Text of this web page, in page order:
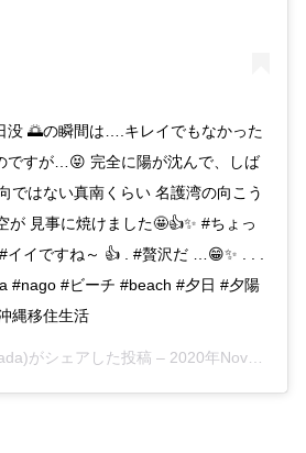
没 🌅の瞬間は….キレイでもなかった
ですが…😝 完全に陽が沈んで、しば
ではない真南くらい 名護湾の向こう
が 見事に焼けました🤩👍✨ #ちょっ
イですね～ 👍 . #贅沢だ …😁✨ . . .
#nago #ビーチ #beach #夕日 #夕陽
縄移住生活
がシェアした投稿 – 2020年Nov月7日pm7時37分PST